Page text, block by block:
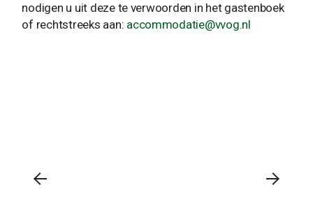
nodigen u uit deze te verwoorden in het gastenboek
of rechtstreeks aan: accommodatie@vvog.nl